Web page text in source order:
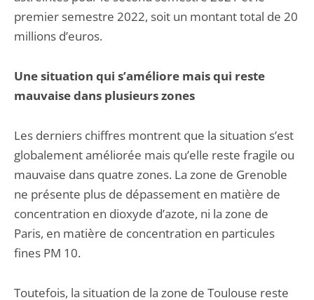
premier semestre 2022, soit un montant total de 20
millions d’euros.
Une situation qui s’améliore mais qui reste
mauvaise dans plusieurs zones
Les derniers chiffres montrent que la situation s’est
globalement améliorée mais qu’elle reste fragile ou
mauvaise dans quatre zones. La zone de Grenoble
ne présente plus de dépassement en matière de
concentration en dioxyde d’azote, ni la zone de
Paris, en matière de concentration en particules
fines PM 10.
Toutefois, la situation de la zone de Toulouse reste